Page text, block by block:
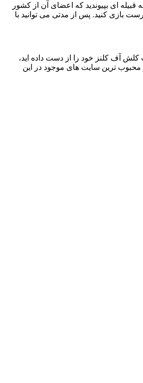
ای بپیوندید که اعضای آن از کشور
بازی کنید. پس از مدتی می توانید با
آف کلنز خود را از دست داده اید،
ترین سایت های موجود در این